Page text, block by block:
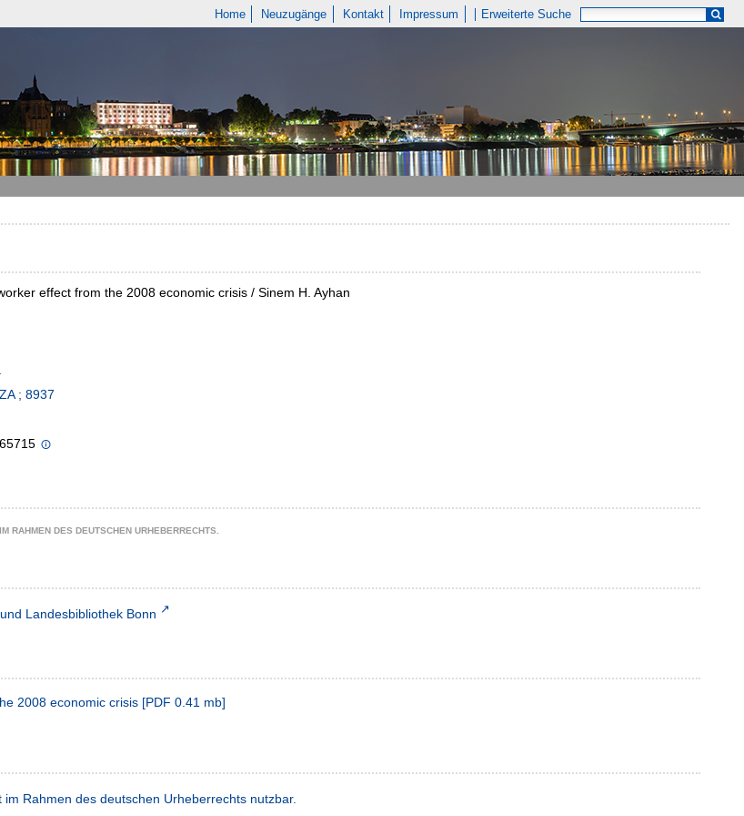
Home Neuzugänge Kontakt Impressum Erweiterte Suche
effect from the 2008 economic crisis / Sinem H. Ayhan
; 8937
RAHMEN DES DEUTSCHEN URHEBERRECHTS.
Landesbibliothek Bonn
2008 economic crisis [PDF 0.41 mb]
im Rahmen des deutschen Urheberrechts nutzbar.